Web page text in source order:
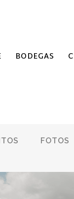
BODEGAS
FOTOS